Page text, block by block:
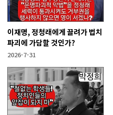
이재명, 정청래에게 끌려가 법치
파괴에 가담할 것인가?
2026-7-31